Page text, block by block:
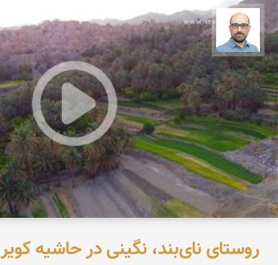
بابک ارجمندی
روستای نای‌بند، نگینی در حاشیه کویر